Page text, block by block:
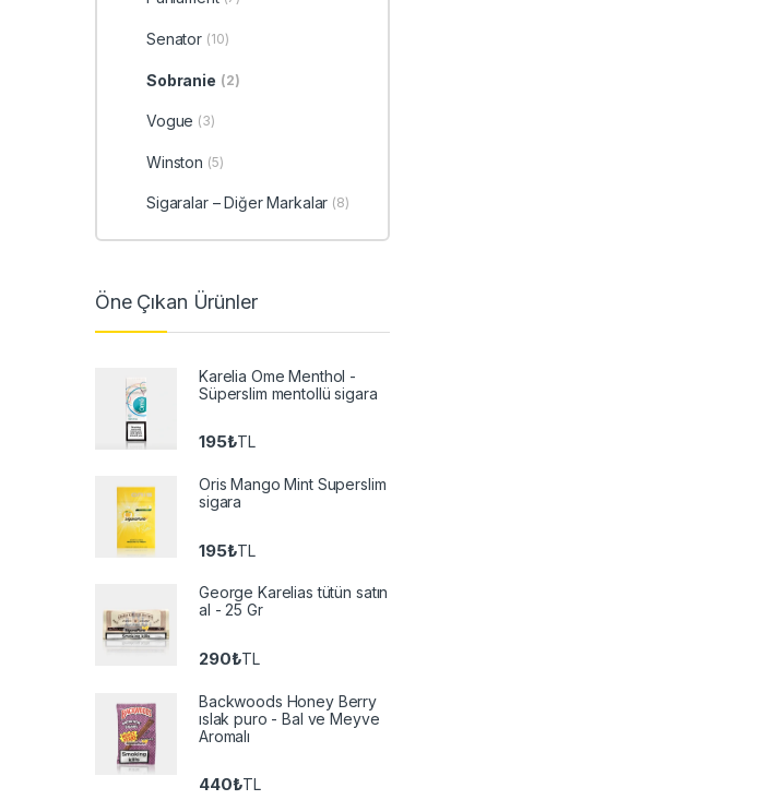
Senator (10)
Sobranie (2)
Vogue (3)
Winston (5)
Sigaralar – Diğer Markalar (8)
Öne Çıkan Ürünler
Karelia Ome Menthol -
Süperslim mentollü sigara
195₺TL
Oris Mango Mint Superslim
sigara
195₺TL
George Karelias tütün satın
al - 25 Gr
290₺TL
Backwoods Honey Berry
ıslak puro - Bal ve Meyve
Aromalı
440₺TL